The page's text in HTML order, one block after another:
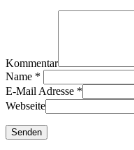
Kommentar
Name *
E-Mail Adresse *
Webseite